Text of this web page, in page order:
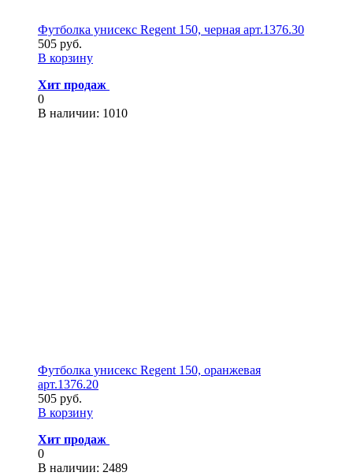
Футболка унисекс Regent 150, черная арт.1376.30
505 руб.
В корзину
Хит продаж
0
В наличии: 1010
Футболка унисекс Regent 150, оранжевая
арт.1376.20
505 руб.
В корзину
Хит продаж
0
В наличии: 2489